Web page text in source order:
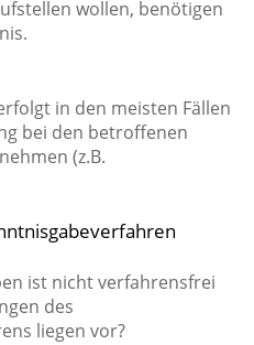
wollen, benötigen
in den meisten Fällen
bei den betroffenen
(z.B.
ist nicht verfahrensfrei
des
liegen vor?